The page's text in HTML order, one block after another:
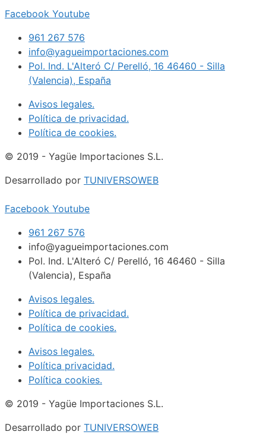
Facebook Youtube
961 267 576
info@yagueimportaciones.com
Pol. Ind. L'Alteró C/ Perelló, 16 46460 - Silla
(Valencia), España
Avisos legales.
Política de privacidad.
Política de cookies.
© 2019 - Yagüe Importaciones S.L.
Desarrollado por TUNIVERSOWEB
Facebook Youtube
961 267 576
info@yagueimportaciones.com
Pol. Ind. L'Alteró C/ Perelló, 16 46460 - Silla
(Valencia), España
Avisos legales.
Política de privacidad.
Política de cookies.
Avisos legales.
Política privacidad.
Política cookies.
© 2019 - Yagüe Importaciones S.L.
Desarrollado por TUNIVERSOWEB